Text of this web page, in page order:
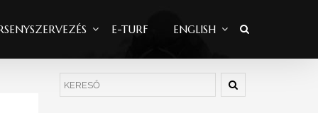
E-TURF ENGLISH